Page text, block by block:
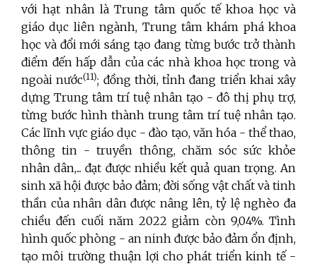
với hạt nhân là Trung tâm quốc tế khoa học và
giáo dục liên ngành, Trung tâm khám phá khoa
học và đổi mới sáng tạo đang từng bước trở thành
điểm đến hấp dẫn của các nhà khoa học trong và
ngoài nước(11); đồng thời, tỉnh đang triển khai xây
dựng Trung tâm trí tuệ nhân tạo - đô thị phụ trợ,
từng bước hình thành trung tâm trí tuệ nhân tạo.
Các lĩnh vực giáo dục - đào tạo, văn hóa - thể thao,
thông tin - truyền thông, chăm sóc sức khỏe
nhân dân,... đạt được nhiều kết quả quan trọng. An
sinh xã hội được bảo đảm; đời sống vật chất và tinh
thần của nhân dân được nâng lên, tỷ lệ nghèo đa
chiều đến cuối năm 2022 giảm còn 9,04%. Tình
hình quốc phòng - an ninh được bảo đảm ổn định,
tạo môi trường thuận lợi cho phát triển kinh tế -